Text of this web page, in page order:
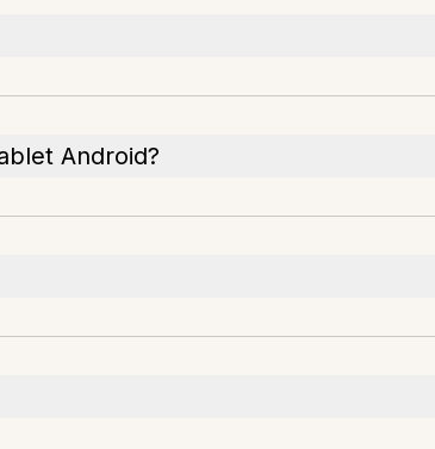
Android?